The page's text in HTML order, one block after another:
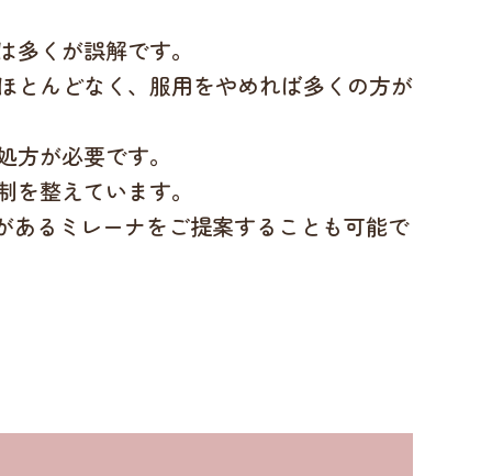
くが誤解です。
とんどなく、服用をやめれば多くの方が
が必要です。
整えています。
あるミレーナをご提案することも可能で